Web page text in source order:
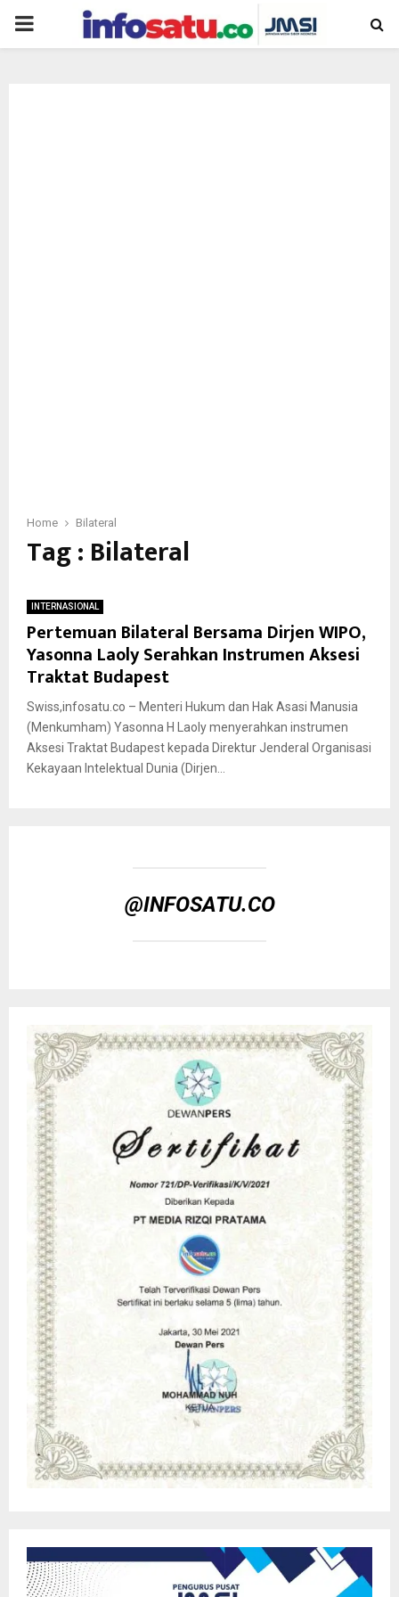
PRIMARY
Home Bilateral
Tag : Bilateral
INTERNASIONAL
Pertemuan Bilateral Bersama Dirjen WIPO,
Yasonna Laoly Serahkan Instrumen Aksesi
Traktat Budapest
Swiss,infosatu.co – Menteri Hukum dan Hak Asasi Manusia
(Menkumham) Yasonna H Laoly menyerahkan instrumen
Aksesi Traktat Budapest kepada Direktur Jenderal Organisasi
Kekayaan Intelektual Dunia (Dirjen...
@INFOSATU.CO